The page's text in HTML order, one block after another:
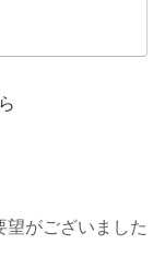
望がございました